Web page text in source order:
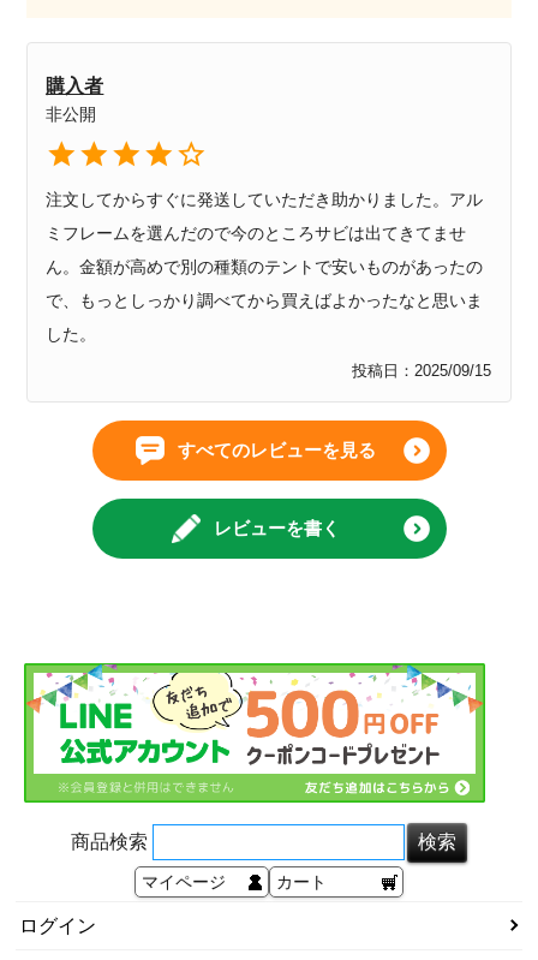
購入者
非公開
投稿日 2025/09/15
注文してからすぐに発送していただき助かりました。アル
ミフレームを選んだので今のところサビは出てきてませ
ん。金額が高めで別の種類のテントで安いものがあったの
で、もっとしっかり調べてから買えばよかったなと思いま
した。
すべてのレビューを見る
レビューを書く
商品検索
マイページ カート
ログイン